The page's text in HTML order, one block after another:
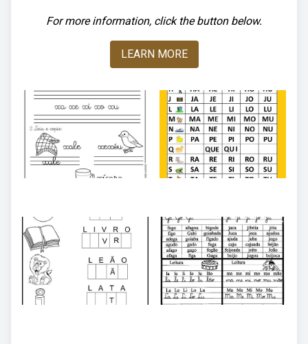
For more information, click the button below.
LEARN MORE